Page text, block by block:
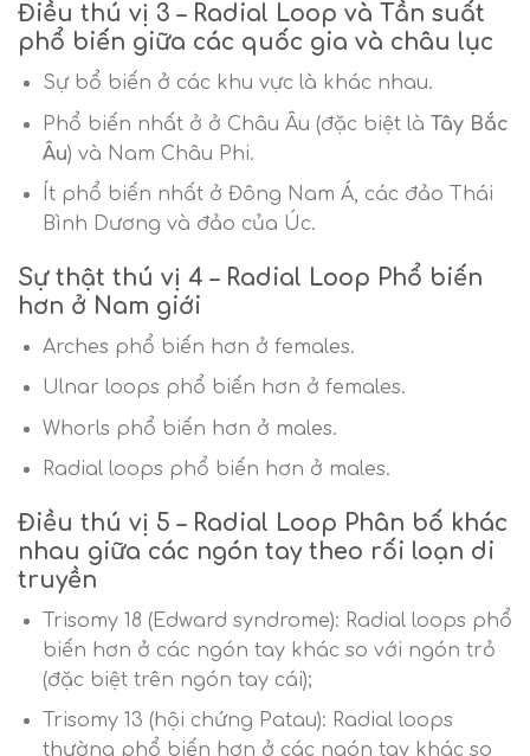
Điều thú vị 3 – Radial Loop và Tần suất
phổ biến giữa các quốc gia và châu lục
Sự bổ biến ở các khu vực là khác nhau.
Phổ biến nhất ở ở Châu Âu (đặc biệt là Tây Bắc
Âu) và Nam Châu Phi.
Ít phổ biến nhất ở Đông Nam Á, các đảo Thái
Bình Dương và đảo của Úc.
Sự thật thú vị 4 – Radial Loop Phổ biến
hơn ở Nam giới
Arches phổ biến hơn ở females.
Ulnar loops phổ biến hơn ở females.
Whorls phổ biến hơn ở males.
Radial loops phổ biến hơn ở males.
Điều thú vị 5 – Radial Loop Phân bố khác
nhau giữa các ngón tay theo rối loạn di
truyền
Trisomy 18 (Edward syndrome): Radial loops phổ
biến hơn ở các ngón tay khác so với ngón trỏ
(đặc biệt trên ngón tay cái);
Trisomy 13 (hội chứng Patau): Radial loops
thường phổ biến hơn ở các ngón tay khác so